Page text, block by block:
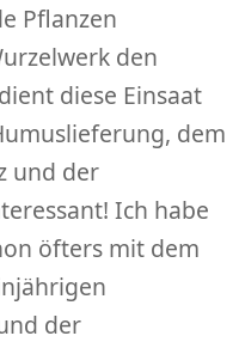
Pflanzen
den
diese Einsaat
dem
und der
Ich habe
öfters mit dem
der